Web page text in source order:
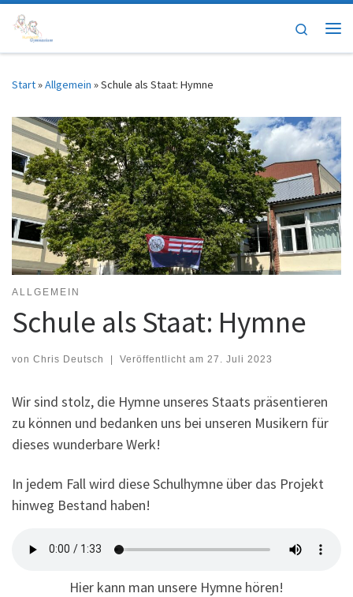
Zum Inhalt springen
Search
Start»Allgemein »Schule als Staat: Hymne
ALLGEMEIN
Schule als Staat: Hymne
von Chris Deutsch Veröffentlicht am 27. Juli 2023
Wir sind stolz, die Hymne unseres Staats präsentieren
zu können und bedanken uns bei unseren Musikern für
dieses wunderbare Werk!
In jedem Fall wird diese Schulhymne über das Projekt
hinweg Bestand haben!
Hier kann man unsere Hymne hören!